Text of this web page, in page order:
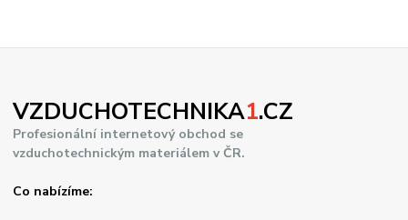
VZDUCHOTECHNIKA1.CZ
Profesionální internetový obchod se
vzduchotechnickým materiálem v ČR.
Co nabízíme: